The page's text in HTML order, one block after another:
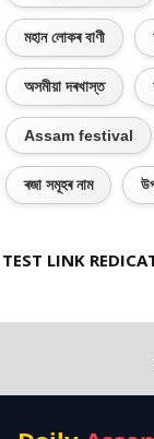
মহান লোকৰ বাণী
অসমীয়া দৰখাস্ত
Assam festival
ৰজা সমূহৰ নাম
TEST LINK